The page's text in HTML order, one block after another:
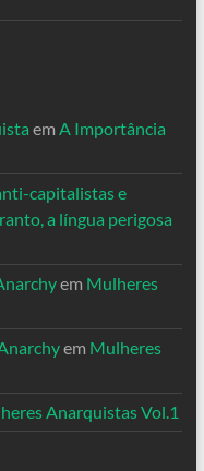
em A Importância
capitalistas e
a língua perigosa
em Mulheres
em Mulheres
Anarquistas Vol.1